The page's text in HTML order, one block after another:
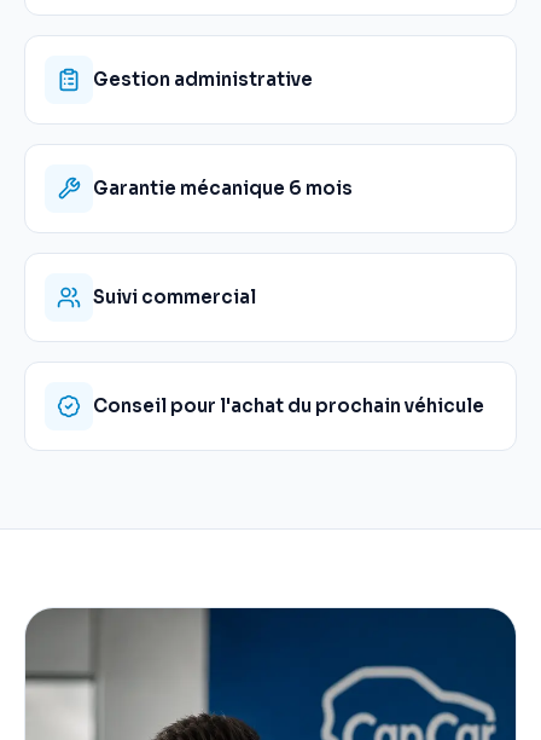
Gestion administrative
Garantie mécanique 6 mois
Suivi commercial
Conseil pour l'achat du prochain véhicule